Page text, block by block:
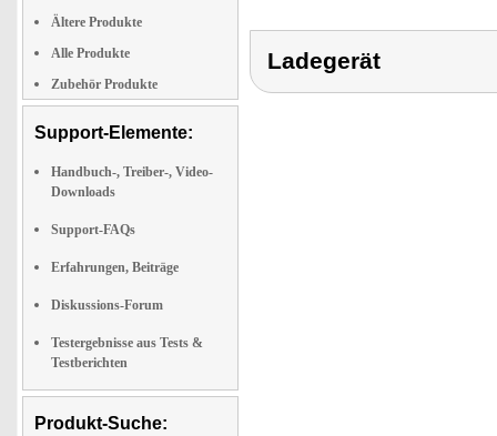
Ältere Produkte
Alle Produkte
Zubehör Produkte
Support-Elemente:
Handbuch-, Treiber-, Video-
Downloads
Support-FAQs
Erfahrungen, Beiträge
Diskussions-Forum
Testergebnisse aus Tests &
Testberichten
Produkt-Suche:
Ladegerät